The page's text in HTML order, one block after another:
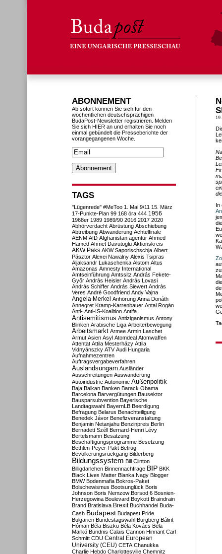
In
ABONNEMENT
Ab sofort können Sie sich für den
wöchentlichen deutschsprachigen
BudaPost-Newsletter registrieren. Melden
Sie sich HIER an und erhalten Sie noch
einmal gebündelt die Presseberichte der
vorangegangenen Woche.
TAGS
"Lügenrede" #MeToo 1. Mai 9/11 15. März
17-Punkte-Plan 99 168 óra 444 1956
1968er 1989 1989/90 2016 2017 2020
Abhörverdacht Abrüstung Abschiebung
Abtreibung Abwanderung Achtelfinale
AENM AfD Afghanistan agentur Ahmed
Hamed Ahmet Davutoglu Aktionskreis
AKW Paks AKW Saporischschja Albert
Pásztor Alexei Nawalny Alexis Tsipras
Aljaksandr Lukaschenka Alstom Altus
Amazonas Amnesty International
Amtseinführung Amtssitz András Fekete-
Győr András Heisler András Lovasi
András Schiffer András Siewert András
Veres André Goodfriend Andy Vajna
Angela Merkel Anhörung Anna Donáth
Annegret Kramp-Karrenbauer Antal Rogán
Anti- Anti-IS-Koalition Antifa
Antisemitismus Antiziganismus Antony
Blinken Arabische Liga Arbeiterbewegung
Arbeitsmarkt Armee Armin Laschet
Armut Asien Asyl Atomdeal Atomwaffen
Attentat Attila Mesterházy Attila
Vidnyánszky ATV Audi Hungaria
Aufnahmezentren
Auftragsvergabeverfahren
Auslandsungarn Ausländer
Ausschreitungen Auswanderung
Autoindustrie Autonomie Außenpolitik
Baja Balkan Banken Barack Obama
Barcelona Barvergütungen Bausektor
Bausparsubvention Bayerische
Landtagswahl BayernLB Beerdigung
Befragung Belarus Benachteiligung
Benedek Jávor Benefizveranstaltung
Benjamin Netanjahu Benzinpreis Berlin
Bernadett Széll Bernard-Henri Lévy
Bertelsmann Besatzung
Beschäftigungsprogramme Besetzung
Bethlen-Peyer-Pakt Betrug
Bevölkerungsrückgang Bilderberg
Bildungssystem Bill Clinton
Billigdarlehen Binnennachfrage BIP BKK
Black Lives Matter Blanka Nagy Blogger
BMW Bodenmafia Bokros-Paket
Bolschewismus Bootsunglück Boris
Johnson Boris Nemzow Borsod 6 Bosnien-
Herzegowina Boulevard Boykott Braindrain
Brand Bratislava Brexit Buchhandel Buda-
Cash Budapest Budapest Pride
Bulgarien Bundestagswahl Burgberg Bálint
Hóman Béla Biszku Béla Kovács Béla
Markó Bündnis Calais Cannon Hinnant Carl
Schmitt CDU Central European
University (CEU) CETA Chanukka
Charlie Hebdo Charlottesville Chemnitz